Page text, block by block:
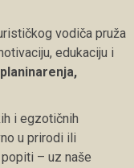
vodiča pruža
edukaciju i
i egzotičnih
u prirodi ili
– uz naše